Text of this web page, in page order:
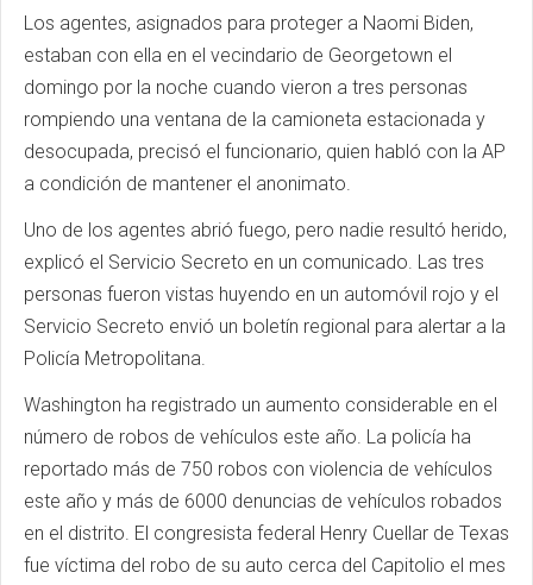
Los agentes, asignados para proteger a Naomi Biden,
estaban con ella en el vecindario de Georgetown el
domingo por la noche cuando vieron a tres personas
rompiendo una ventana de la camioneta estacionada y
desocupada, precisó el funcionario, quien habló con la AP
a condición de mantener el anonimato.
Uno de los agentes abrió fuego, pero nadie resultó herido,
explicó el Servicio Secreto en un comunicado. Las tres
personas fueron vistas huyendo en un automóvil rojo y el
Servicio Secreto envió un boletín regional para alertar a la
Policía Metropolitana.
Washington ha registrado un aumento considerable en el
número de robos de vehículos este año. La policía ha
reportado más de 750 robos con violencia de vehículos
este año y más de 6000 denuncias de vehículos robados
en el distrito. El congresista federal Henry Cuellar de Texas
fue víctima del robo de su auto cerca del Capitolio el mes